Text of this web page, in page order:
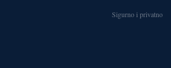
Sigurno i privatno